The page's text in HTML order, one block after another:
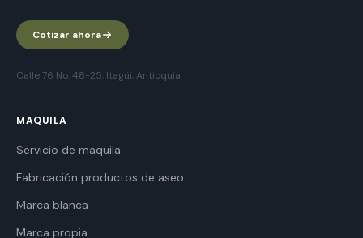
Cotizar ahora
Calle 76 No. 48-25, Itagüí, Antioquia
MAQUILA
Servicio de maquila
Fabricación productos de aseo
Marca blanca
Marca propia